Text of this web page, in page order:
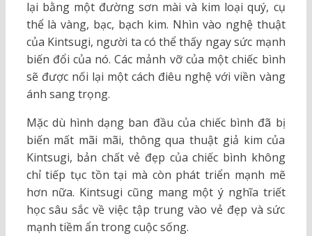
lại bằng một đường sơn mài và kim loại quý, cụ
thể là vàng, bạc, bạch kim. Nhìn vào nghệ thuật
của Kintsugi, người ta có thể thấy ngay sức mạnh
biến đổi của nó. Các mảnh vỡ của một chiếc bình
sẽ được nối lại một cách điêu nghệ với viền vàng
ánh sang trọng.
Mặc dù hình dạng ban đầu của chiếc bình đã bị
biến mất mãi mãi, thông qua thuật giả kim của
Kintsugi, bản chất vẻ đẹp của chiếc bình không
chỉ tiếp tục tồn tại mà còn phát triển mạnh mẽ
hơn nữa. Kintsugi cũng mang một ý nghĩa triết
học sâu sắc về việc tập trung vào vẻ đẹp và sức
mạnh tiềm ẩn trong cuộc sống.